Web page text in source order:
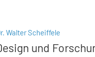
Walter Scheiffele
und